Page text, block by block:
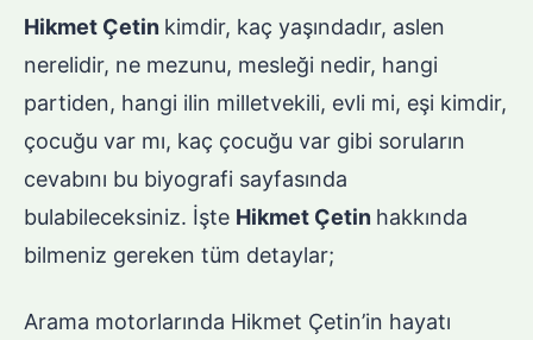
Hikmet Çetin kimdir, kaç yaşındadır, aslen
nerelidir, ne mezunu, mesleği nedir, hangi
partiden, hangi ilin milletvekili, evli mi, eşi kimdir,
çocuğu var mı, kaç çocuğu var gibi soruların
cevabını bu biyografi sayfasında
bulabileceksiniz. İşte Hikmet Çetin hakkında
bilmeniz gereken tüm detaylar;
Arama motorlarında Hikmet Çetin’in hayatı